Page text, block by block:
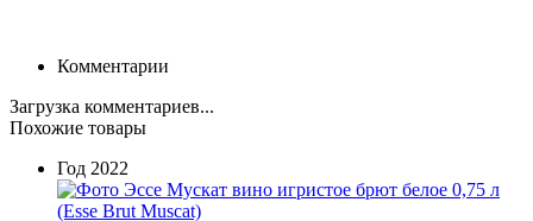
Комментарии
Загрузка комментариев...
Похожие товары
Год 2022